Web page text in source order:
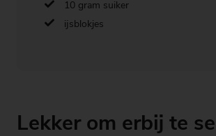
10 gram suiker
ijsblokjes
Lekker om erbij te